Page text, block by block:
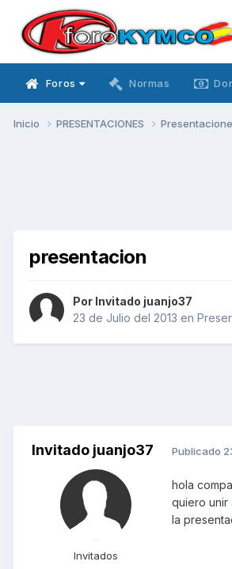
Foros Normas
Inicio PRESENTACIONES
presentacion
Por Invitado juanjo37
23 de Julio del 2013 en
Invitado juanjo37
Invitados
Publicado
hola
quiero unir
la